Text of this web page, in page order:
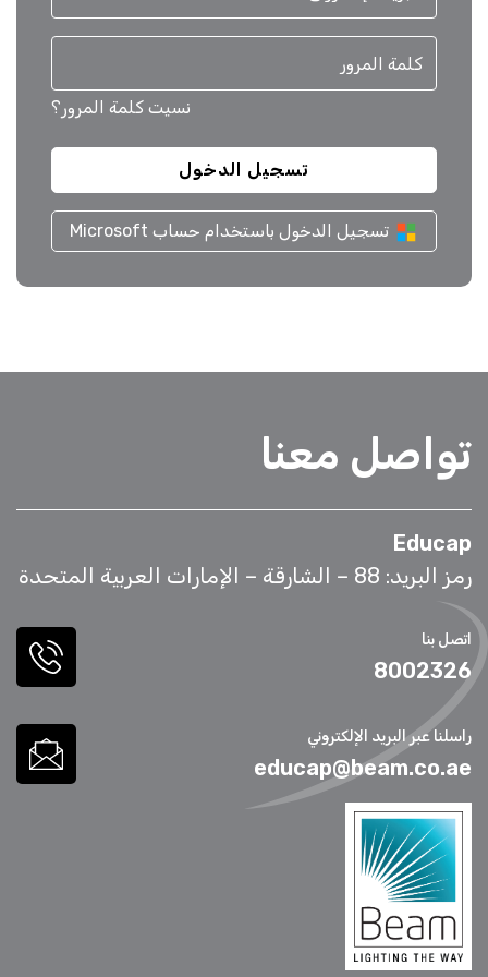
نسيت كلمة المرور؟
تسجيل الدخول باستخدام حساب Microsoft
تواصل معنا
Educap
رمز البريد: 88 – الشارقة – الإمارات العربية المتحدة
اتصل بنا
8002326
راسلنا عبر البريد الإلكتروني
educap@beam.co.ae